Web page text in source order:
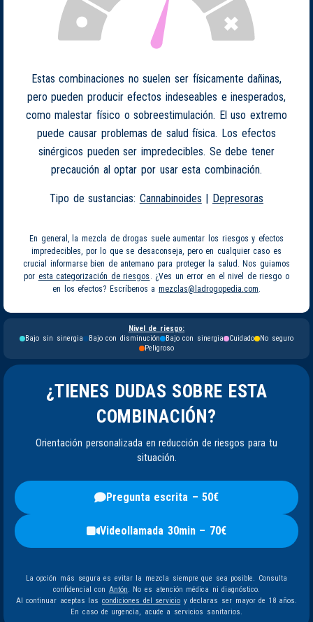
Estas combinaciones no suelen ser físicamente dañinas,
pero pueden producir efectos indeseables e inesperados,
como malestar físico o sobreestimulación. El uso extremo
puede causar problemas de salud física. Los efectos
sinérgicos pueden ser impredecibles. Se debe tener
precaución al optar por usar esta combinación.
Tipo de sustancias: Cannabinoides | Depresoras
En general, la mezcla de drogas suele aumentar los riesgos y efectos
impredecibles, por lo que se desaconseja, pero en cualquier caso es
crucial informarse bien de antemano para proteger la salud. Nos guiamos
por esta categorización de riesgos . ¿Ves un error en el nivel de riesgo o
en los efectos? Escríbenos a mezclas@ladrogopedia.com.
Nivel de riesgo:
Bajo sin sinergia
Bajo con disminución Bajo con sinergia Cuidado
No seguro
Peligroso
¿TIENES DUDAS SOBRE ESTA
COMBINACIÓN?
Orientación personalizada en reducción de riesgos para tu
situación.
Pregunta escrita – 50€
Videollamada 30min – 70€
La opción más segura es evitar la mezcla siempre que sea posible. Consulta
confidencial con Antón. No es atención médica ni diagnóstico.
Al continuar aceptas las condiciones del servicio y declaras ser mayor de 18 años.
En caso de urgencia, acude a servicios sanitarios.